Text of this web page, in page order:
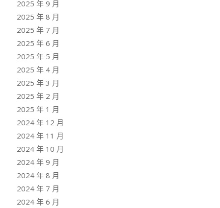
2025 年 9 月
2025 年 8 月
2025 年 7 月
2025 年 6 月
2025 年 5 月
2025 年 4 月
2025 年 3 月
2025 年 2 月
2025 年 1 月
2024 年 12 月
2024 年 11 月
2024 年 10 月
2024 年 9 月
2024 年 8 月
2024 年 7 月
2024 年 6 月